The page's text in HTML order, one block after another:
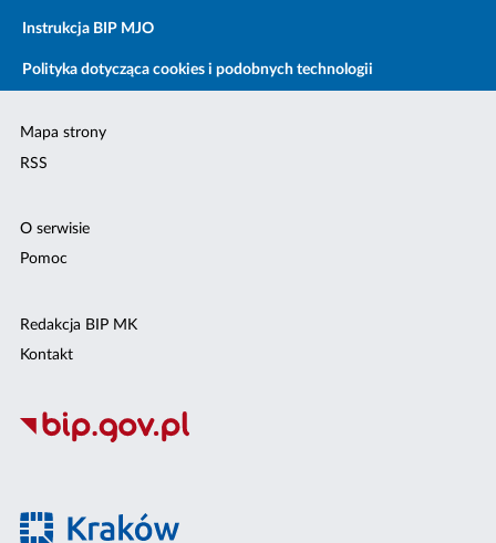
Instrukcja BIP MJO
Polityka dotycząca cookies i podobnych technologii
Mapa strony
RSS
O serwisie
Pomoc
Redakcja BIP MK
Kontakt